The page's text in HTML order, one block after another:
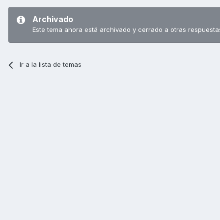
Archivado
Este tema ahora está archivado y cerrado a otras
Ir a la lista de temas